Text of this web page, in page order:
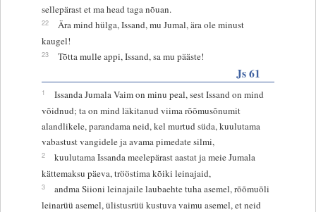
sellepärast et ma head taga nõuan.
22
Ära mind hülga, Issand, mu Jumal, ära ole minust
kaugel!
23 Tõtta mulle appi, Issand, sa mu pääste!
Js 61
1
Issanda Jumala Vaim on minu peal, sest Issand on mind
võidnud; ta on mind läkitanud viima rõõmusõnumit
alandlikele, parandama neid, kel murtud süda, kuulutama
vabastust vangidele ja avama pimedate silmi,
2
kuulutama Issanda meelepärast aastat ja meie Jumala
kättemaksu päeva, trööstima kõiki leinajaid,
3
andma Siioni leinajaile laubaehte tuha asemel, rõõmuõli
leinarüü asemel, ülistusrüü kustuva vaimu asemel, et neid